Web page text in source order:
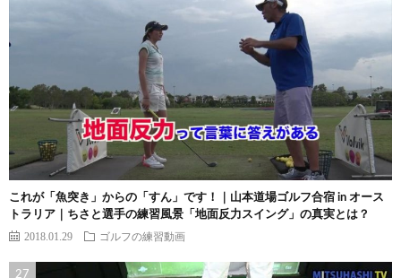
これが「魚突き」からの「すん」です！｜山本道場ゴルフ合宿 in オース
トラリア｜ちさと選手の練習風景「地面反力スイング」の真実とは？
2018.01.29 ゴルフの練習動画